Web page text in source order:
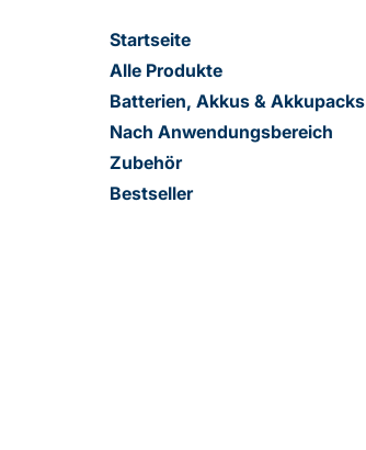
Startseite
Alle Produkte
Batterien, Akkus & Akkupacks
Nach Anwendungsbereich
Zubehör
Bestseller